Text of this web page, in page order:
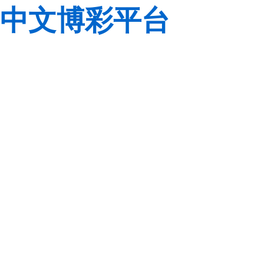
中文博彩平台